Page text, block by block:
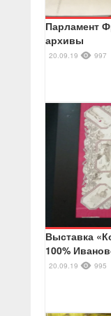
Парламент
архивы
20.09.19 997
Выставка
100%
20.09.19 995